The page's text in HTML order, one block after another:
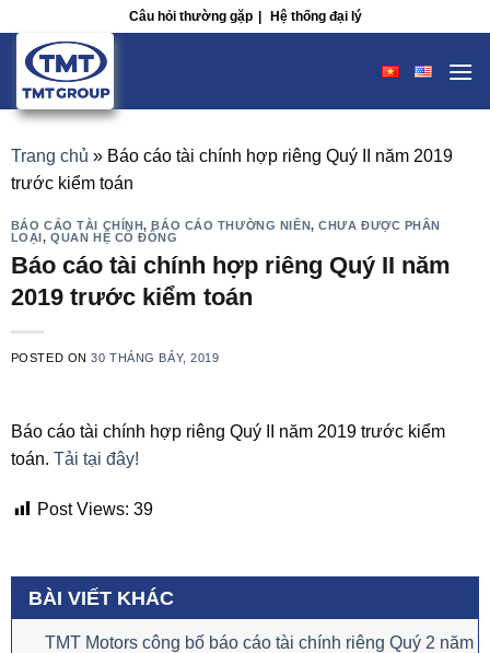
content
Câu hỏi thường gặp | Hệ thống đại lý
Trang chủ » Báo cáo tài chính hợp riêng Quý II năm 2019
trước kiểm toán
BÁO CÁO TÀI CHÍNH,BÁO CÁO THƯỜNG NIÊN,CHƯA ĐƯỢC PHÂN
LOẠI,QUAN HỆ CỔ ĐÔNG
Báo cáo tài chính hợp riêng Quý II năm
2019 trước kiểm toán
POSTED ON30 THÁNG BẢY, 2019
Báo cáo tài chính hợp riêng Quý II năm 2019 trước kiểm
toán. Tải tại đây!
Post Views: 39
BÀI VIẾT KHÁC
TMT Motors công bố báo cáo tài chính riêng Quý 2 năm